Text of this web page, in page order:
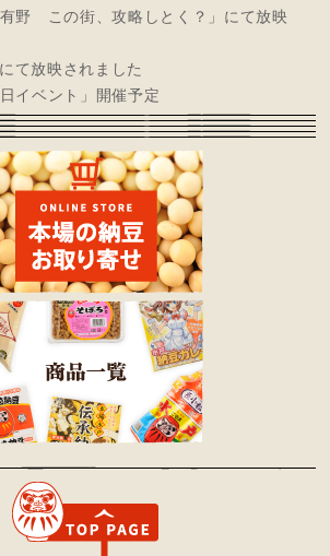
野 この街、攻略しとく？」にて放映
て放映されました
イベント」開催予定